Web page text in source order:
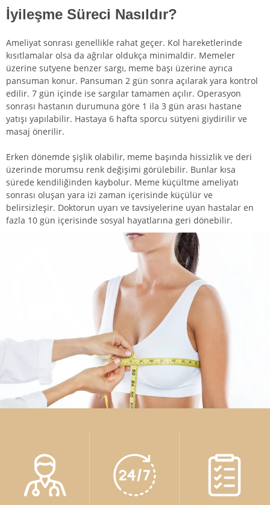
İyileşme Süreci Nasıldır?
Ameliyat sonrası genellikle rahat geçer. Kol hareketlerinde
kısıtlamalar olsa da ağrılar oldukça minimaldir. Memeler
üzerine sutyene benzer sargı, meme başı üzerine ayrıca
pansuman konur. Pansuman 2 gün sonra açılarak yara kontrol
edilir. 7 gün içinde ise sargılar tamamen açılır. Operasyon
sonrası hastanın durumuna göre 1 ila 3 gün arası hastane
yatışı yapılabilir. Hastaya 6 hafta sporcu sütyeni giydirilir ve
masaj önerilir.
Erken dönemde şişlik olabilir, meme başında hissizlik ve deri
üzerinde morumsu renk değişimi görülebilir. Bunlar kısa
sürede kendiliğinden kaybolur. Meme küçültme ameliyatı
sonrası oluşan yara izi zaman içerisinde küçülür ve
belirsizleşir. Doktorun uyarı ve tavsiyelerine uyan hastalar en
fazla 10 gün içerisinde sosyal hayatlarına geri dönebilir.